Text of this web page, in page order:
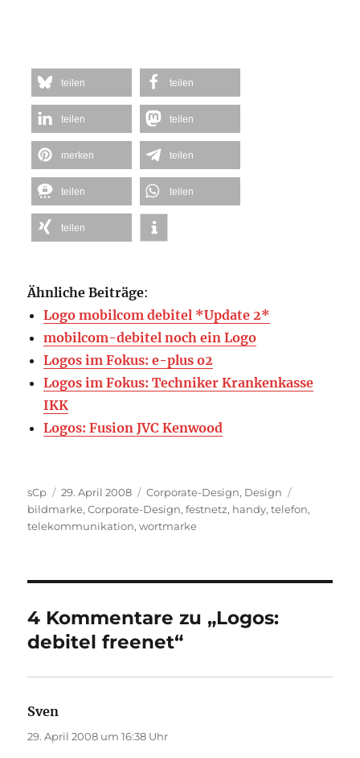
teilen teilen
teilen teilen
merken teilen
teilen teilen
teilen
Ähnliche Beiträge:
Logo mobilcom debitel *Update 2*
mobilcom-debitel noch ein Logo
Logos im Fokus: e-plus o2
Logos im Fokus: Techniker Krankenkasse
IKK
Logos: Fusion JVC Kenwood
Autor
sCp
Veröffentlicht
am
29. April 2008 Kategorien
Corporate-Design, Design
bildmarke,Corporate-Design,festnetz, handy,telefon,
telekommunikation,wortmarke
4 Kommentare zu „Logos:
debitel freenet“
Sven
29. April 2008 um 16:38 Uhr